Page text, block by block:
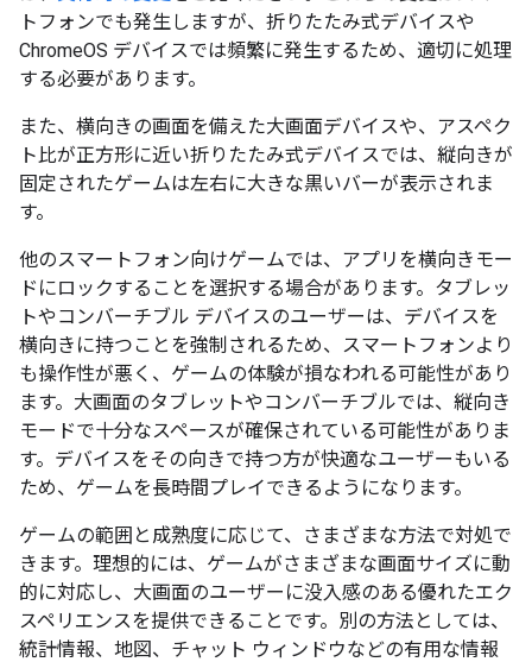
トフォンでも発生しますが、折りたたみ式デバイスや
ChromeOS デバイスでは頻繁に発生するため、適切に処理
する必要があります。
また、横向きの画面を備えた大画面デバイスや、アスペク
ト比が正方形に近い折りたたみ式デバイスでは、縦向きが
固定されたゲームは左右に大きな黒いバーが表示されま
す。
他のスマートフォン向けゲームでは、アプリを横向きモー
ドにロックすることを選択する場合があります。タブレッ
トやコンバーチブル デバイスのユーザーは、デバイスを
横向きに持つことを強制されるため、スマートフォンより
も操作性が悪く、ゲームの体験が損なわれる可能性があり
ます。大画面のタブレットやコンバーチブルでは、縦向き
モードで十分なスペースが確保されている可能性がありま
す。デバイスをその向きで持つ方が快適なユーザーもいる
ため、ゲームを長時間プレイできるようになります。
ゲームの範囲と成熟度に応じて、さまざまな方法で対処で
きます。理想的には、ゲームがさまざまな画面サイズに動
的に対応し、大画面のユーザーに没入感のある優れたエク
スペリエンスを提供できることです。別の方法としては、
統計情報、地図、チャット ウィンドウなどの有用な情報